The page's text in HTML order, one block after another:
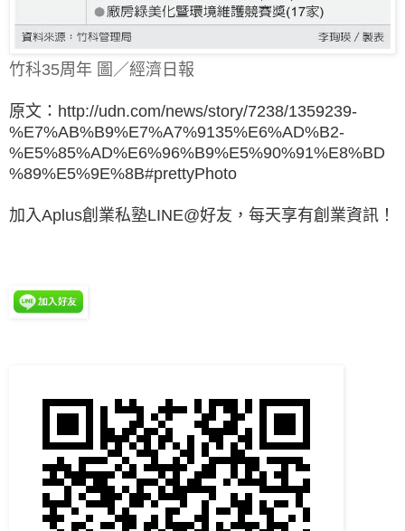
竹科35周年 圖／經濟日報
原文：http://udn.com/news/story/7238/1359239-
%E7%AB%B9%E7%A7%9135%E6%AD%B2-
%E5%85%AD%E6%96%B9%E5%90%91%E8%BD
%89%E5%9E%8B#prettyPhoto
加入Aplus創業私塾LINE@好友，每天享有創業資訊！